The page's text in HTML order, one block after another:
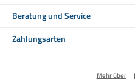
Beratung und Service
Zahlungsarten
Mehr über